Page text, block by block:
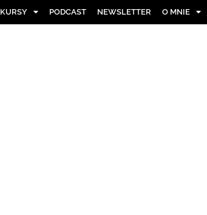
KURSY PODCAST NEWSLETTER O MNIE